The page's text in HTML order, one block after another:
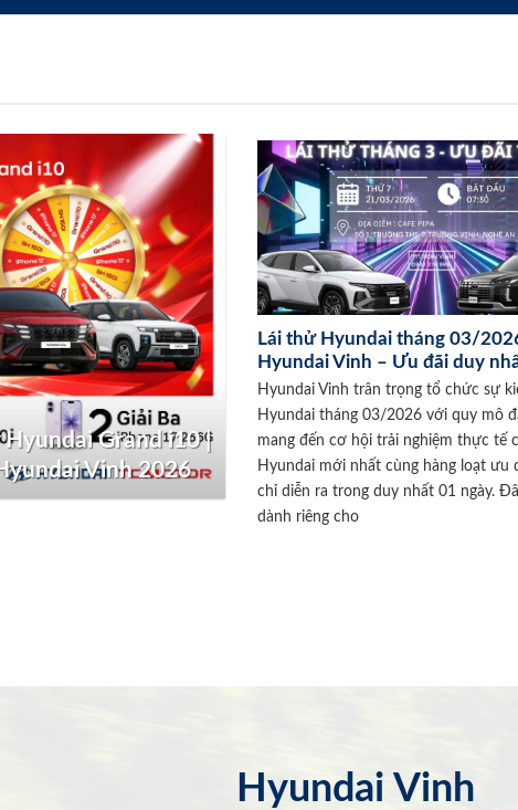
Grand i10 |
Vinh 2026
Lái thử Hyundai tháng 03/
Hyundai Vinh – Ưu đãi duy
Hyundai Vinh trân trọng tổ chức sự
Hyundai tháng 03/2026 với quy mô
mang đến cơ hội trải nghiệm thực tế
Hyundai mới nhất cùng hàng loạt ưu
chỉ diễn ra trong duy nhất 01 ngày.
dành riêng cho
Hyundai Vinh